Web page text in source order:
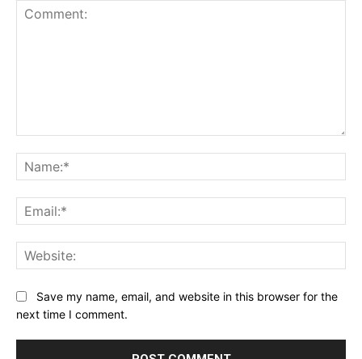
Save my name, email, and website in this browser for the
next time I comment.